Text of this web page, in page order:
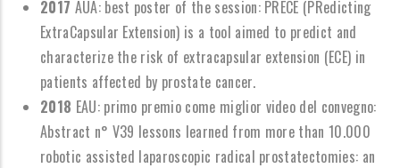
2017 AUA: best poster of the session: PRECE (PRedicting
ExtraCapsular Extension) is a tool aimed to predict and
characterize the risk of extracapsular extension (ECE) in
patients affected by prostate cancer.
2018 EAU: primo premio come miglior video del convegno:
Abstract n° V39 lessons learned from more than 10.000
robotic assisted laparoscopic radical prostatectomies: an